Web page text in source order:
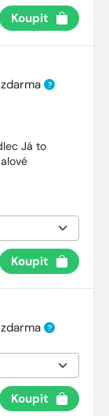
Koupit
?
Já to
Koupit
?
Koupit